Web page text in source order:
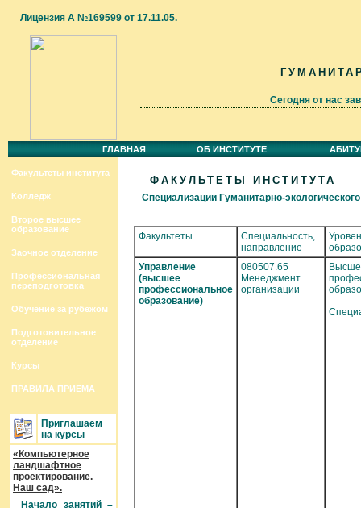
Лицензия А №169599 от 17.11.05.
Сегодня от нас
ГЛАВНАЯ ОБ ИНСТИТУТЕ
Факультеты института
Колледж
Второе высшее
образование
Заочное отделение
Профессиональная
переподготовка
Обучение за рубежом
Подготовительное
отделение
Курсы
ПРАВИЛА ПРИЕМА
Приглашаем
на курсы
«Компьютерное
ландшафтное
проектирование.
Наш сад».
Начало занятий –
ФАКУЛЬТЕТЫ ИНСТИТУТА
Специализации Гуманитарно-
Факультеты
Специальность,
направление
Управление
(высшее
профессиональное
образование)
080507.65
Менеджмент
организации